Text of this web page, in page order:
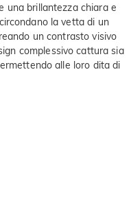
una brillantezza chiara e
la vetta di un
un contrasto visivo
complessivo cattura sia
alle loro dita di